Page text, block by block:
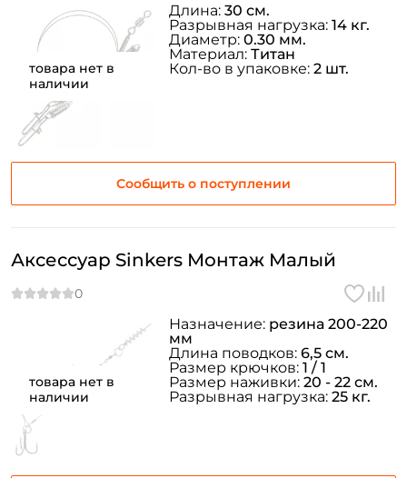
товара нет в
наличии
Сообщить о поступлении
Длина: 30 см.
Разрывная нагрузка: 14 кг.
Диаметр: 0.30 мм.
Материал: Титан
Кол-во в упаковке: 2 шт.
товара нет в
наличии
Аксессуар Sinkers Монтаж Малый
Назначение: резина 200-220
мм
Длина поводков: 6,5 см.
Размер крючков: 1 / 1
Размер наживки: 20 - 22 см.
Разрывная нагрузка: 25 кг.